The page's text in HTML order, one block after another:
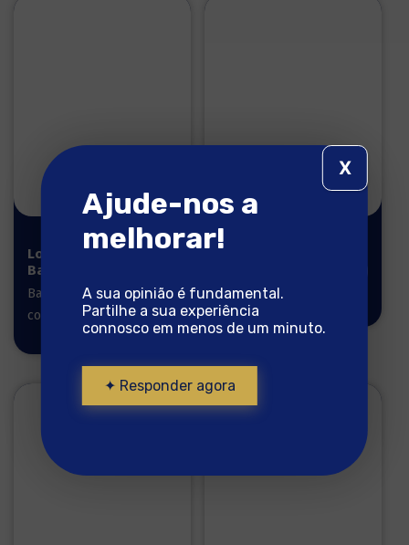
Lombos de
Bacalhau 1Kg
Bacalhau pronto a
cozinhar
Lomos de
Noruego
Ajude-nos a
melhorar!
A sua opinião é fundamental.
Partilhe a sua experiência
connosco em menos de um minuto.
✦ Responder agora
X